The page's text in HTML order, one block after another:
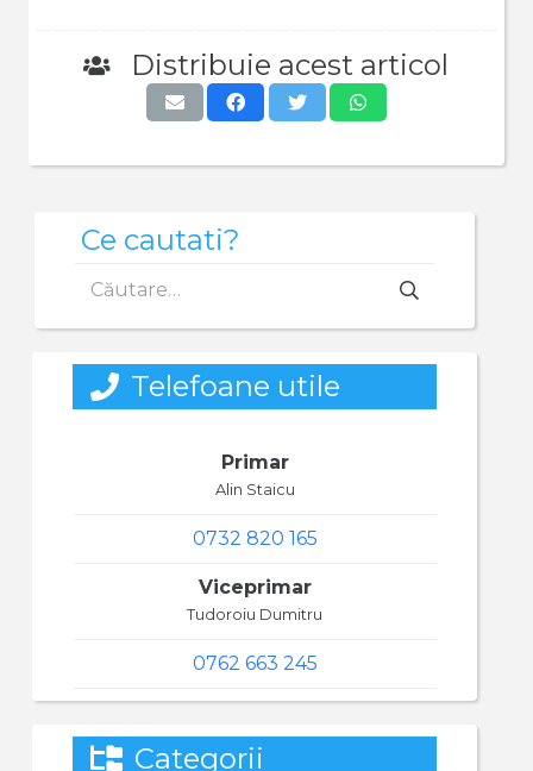
Distribuie acest articol
Ce cautati?
după:
Telefoane utile
Primar
Alin Staicu
0732 820 165
Viceprimar
Tudoroiu Dumitru
0762 663 245
Categorii